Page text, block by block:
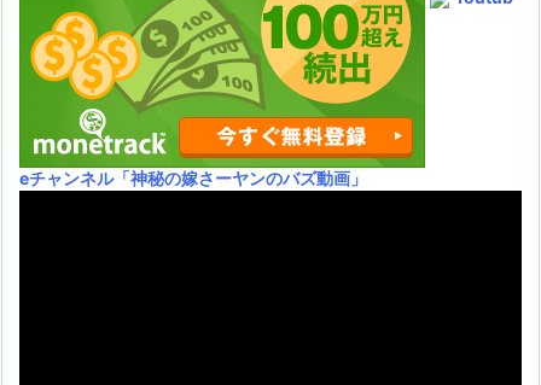
eチャンネル「神秘の嫁さーヤンのバズ動画」